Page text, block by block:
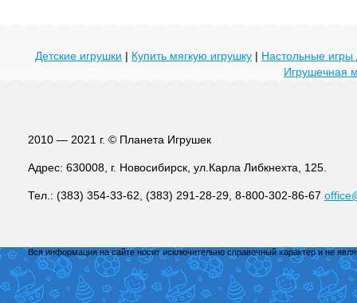
Детские игрушки | Купить мягкую игрушку | Настольные игры
Игрушечная
2010 — 2021 г. © Планета Игрушек
Адрес: 630008, г. Новосибирск, ул.Карла Либкнехта, 125.
Тел.: (383) 354-33-62, (383) 291-28-29, 8-800-302-86-67
Вся информация на сайте носит исключительно справочный характер и не